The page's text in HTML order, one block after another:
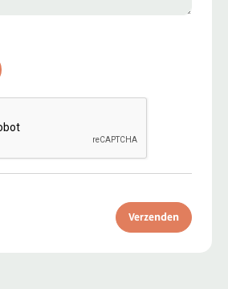
Verzenden